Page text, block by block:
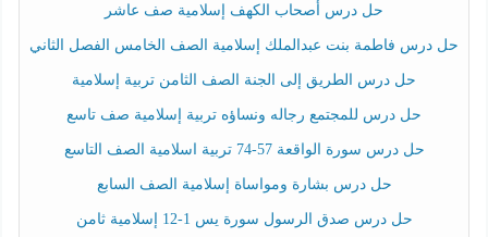
حل درس أصحاب الكهف إسلامية صف عاشر
حل درس فاطمة بنت عبدالملك إسلامية الصف الخامس الفصل الثاني
حل درس الطريق إلى الجنة الصف الثامن تربية إسلامية
حل درس للمجتمع رجاله ونساؤه تربية إسلامية صف تاسع
حل درس سورة الواقعة 57-74 تربية اسلامية الصف التاسع
حل درس بشارة ومواساة إسلامية الصف السابع
حل درس صدق الرسول سورة يس 1-12 إسلامية ثامن